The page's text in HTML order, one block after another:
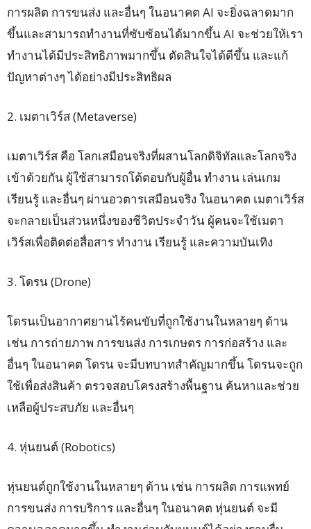
การผลิต การขนส่ง และอื่นๆ ในอนาคต AI จะยิ่งฉลาดมาก
ขึ้นและสามารถทำงานที่ซับซ้อนได้มากขึ้น AI จะช่วยให้เรา
ทำงานได้มีประสิทธิภาพมากขึ้น ตัดสินใจได้ดีขึ้น และแก้
ปัญหาต่างๆ ได้อย่างมีประสิทธิผล
2. เมตาเวิร์ส (Metaverse)
เมตาเวิร์ส คือ โลกเสมือนจริงที่ผสานโลกดิจิทัลและโลกจริง
เข้าด้วยกัน ผู้ใช้สามารถโต้ตอบกับผู้อื่น ทำงาน เล่นเกม
เรียนรู้ และอื่นๆ ผ่านอวตารเสมือนจริง ในอนาคต เมตาเวิร์ส
จะกลายเป็นส่วนหนึ่งของชีวิตประจำวัน ผู้คนจะใช้เมตา
เวิร์สเพื่อติดต่อสื่อสาร ทำงาน เรียนรู้ และความบันเทิง
3. โดรน (Drone)
โดรนเป็นอากาศยานไร้คนขับที่ถูกใช้งานในหลายๆ ด้าน
เช่น การถ่ายภาพ การขนส่ง การเกษตร การก่อสร้าง และ
อื่นๆ ในอนาคต โดรน จะมีบทบาทสำคัญมากขึ้น โดรนจะถูก
ใช้เพื่อส่งสินค้า ตรวจสอบโครงสร้างพื้นฐาน ค้นหาและช่วย
เหลือผู้ประสบภัย และอื่นๆ
4. หุ่นยนต์ (Robotics)
หุ่นยนต์ถูกใช้งานในหลายๆ ด้าน เช่น การผลิต การแพทย์
การขนส่ง การบริการ และอื่นๆ ในอนาคต หุ่นยนต์ จะมี